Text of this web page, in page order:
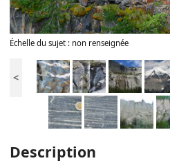
Échelle du sujet : non renseignée
<
Description